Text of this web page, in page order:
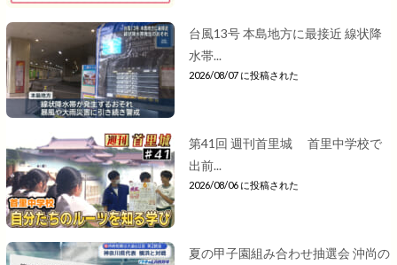
台風13号 本島地方に最接近 線状降
水帯...
2026/08/07 に投稿された
第41回 週刊首里城 首里中学校で
出前...
2026/08/06 に投稿された
夏の甲子園組み合わせ抽選会 沖尚の